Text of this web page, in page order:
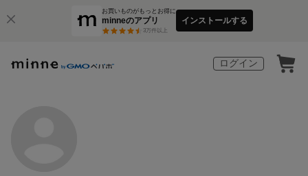
お買いものがもっとお得に
minneのアプリ
3万件以上
インストールする
ログイン